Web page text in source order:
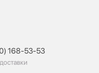
168-53-53